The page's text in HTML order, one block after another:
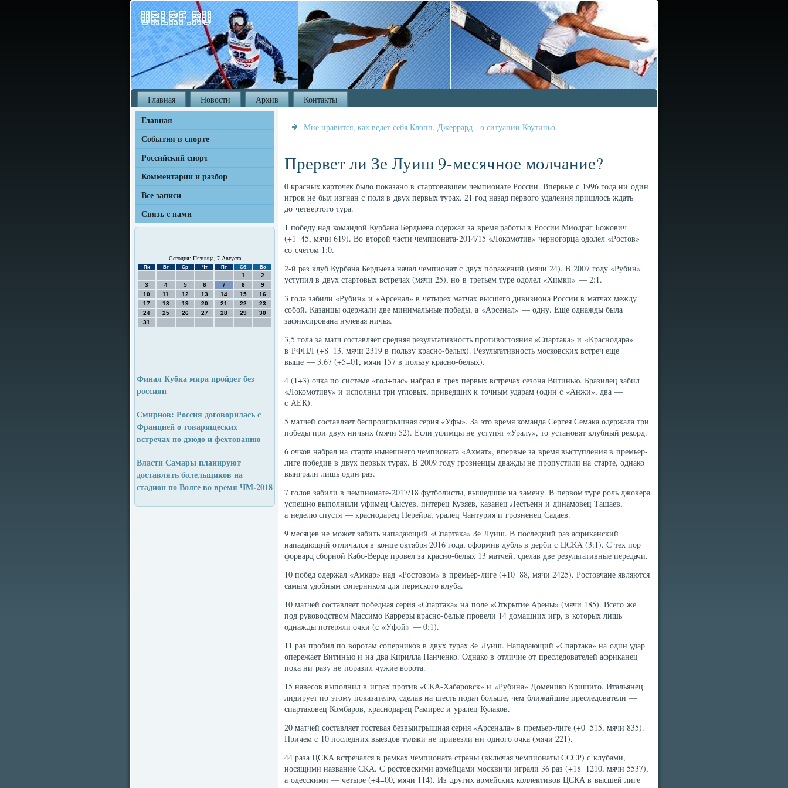
Главная Новости Архив Контакты
Главная
События в спорте
Российский спорт
Комментарии и разбор
Все записи
Связь с нами
Сегодня: Пятница, 7 Августа
Пн Вт Ср Чт Пт Сб Вс
1
2
3
4 5 6 7 8
9
10
11 12 13 14 15
16
17
18 19 20 21 22
23
24
25 26 27 28 29
30
31
Финал Кубка мира пройдет без
россиян
Смирнов: Россия договорилась с
Францией о товарищеских
встречах по дзюдо и фехтованию
Власти Самары планируют
доставлять болельщиков на
стадион по Волге во время ЧМ-2018
Мне нравится, как ведет себя Клопп. Джеррард - о ситуации Коутиньо
Прервет ли Зе Луиш 9-месячное молчание?
0 красных карточек было показано в стартовавшем чемпионате России. Впервые с 1996 года ни один
игрок не был изгнан с поля в двух первых турах. 21 год назад первого удаления пришлось ждать
до четвертого тура.
1 победу над командой Курбана Бердыева одержал за время работы в России Миодраг Божович
(+1=45, мячи 619). Во второй части чемпионата-2014/15 «Локомотив» черногорца одолел «Ростов»
со счетом 1:0.
2-й раз клуб Курбана Бердыева начал чемпионат с двух поражений (мячи 24). В 2007 году «Рубин»
уступил в двух стартовых встречах (мячи 25), но в третьем туре одолел «Химки» — 2:1.
3 гола забили «Рубин» и «Арсенал» в четырех матчах высшего дивизиона России в матчах между
собой. Казанцы одержали две минимальные победы, а «Арсенал» — одну. Еще однажды была
зафиксирована нулевая ничья.
3,5 гола за матч составляет средняя результативность противостояния «Спартака» и «Краснодара»
в РФПЛ (+8=13, мячи 2319 в пользу красно-белых). Результативность московских встреч еще
выше — 3,67 (+5=01, мячи 157 в пользу красно-белых).
4 (1+3) очка по системе «гол+пас» набрал в трех первых встречах сезона Витинью. Бразилец забил
«Локомотиву» и исполнил три угловых, приведших к точным ударам (один с «Анжи», два —
с АЕК).
5 матчей составляет беспроигрышная серия «Уфы». За это время команда Сергея Семака одержала три
победы при двух ничьих (мячи 52). Если уфимцы не уступят «Уралу», то установят клубный рекорд.
6 очков набрал на старте нынешнего чемпионата «Ахмат», впервые за время выступления в премьер-
лиге победив в двух первых турах. В 2009 году грозненцы дважды не пропустили на старте, однако
выиграли лишь один раз.
7 голов забили в чемпионате-2017/18 футболисты, вышедшие на замену. В первом туре роль джокера
успешно выполнили уфимец Сысуев, питерец Кузяев, казанец Лестьенн и динамовец Ташаев,
а неделю спустя — краснодарец Перейра, уралец Чантурия и грозненец Садаев.
9 месяцев не может забить нападающий «Спартака» Зе Луиш. В последний раз африканский
нападающий отличался в конце октября 2016 года, оформив дубль в дерби с ЦСКА (3:1). С тех пор
форвард сборной Кабо-Верде провел за красно-белых 13 матчей, сделав две результативные передачи.
10 побед одержал «Амкар» над «Ростовом» в премьер-лиге (+10=88, мячи 2425). Ростовчане являются
самым удобным соперником для пермского клуба.
10 матчей составляет победная серия «Спартака» на поле «Открытие Арены» (мячи 185). Всего же
под руководством Массимо Карреры красно-белые провели 14 домашних игр, в которых лишь
однажды потеряли очки (с «Уфой» — 0:1).
11 раз пробил по воротам соперников в двух турах Зе Луиш. Нападающий «Спартака» на один удар
опережает Витинью и на два Кирилла Панченко. Однако в отличие от преследователей африканец
пока ни разу не поразил чужие ворота.
15 навесов выполнил в играх против «СКА-Хабаровск» и «Рубина» Доменико Кришито. Итальянец
лидирует по этому показателю, сделав на шесть подач больше, чем ближайшие преследователи —
спартаковец Комбаров, краснодарец Рамирес и уралец Кулаков.
20 матчей составляет гостевая безвыигрышная серия «Арсенала» в премьер-лиге (+0=515, мячи 835).
Причем с 10 последних выездов туляки не привезли ни одного очка (мячи 221).
44 раза ЦСКА встречался в рамках чемпионата страны (включая чемпионаты СССР) с клубами,
носящими название СКА. С ростовскими армейцами москвичи играли 36 раз (+18=1210, мячи 5537),
а одесскими — четыре (+4=00, мячи 114). Из других армейских коллективов ЦСКА в высшей лиге